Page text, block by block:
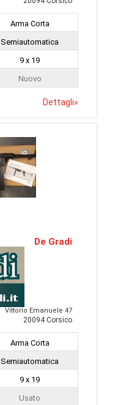
Arma Corta
Semiautomatica
9 x 19
Nuovo
Dettagli»
De Gradi
Vittorio Emanuele 47
20094 Corsico
Arma Corta
Semiautomatica
9 x 19
Usato